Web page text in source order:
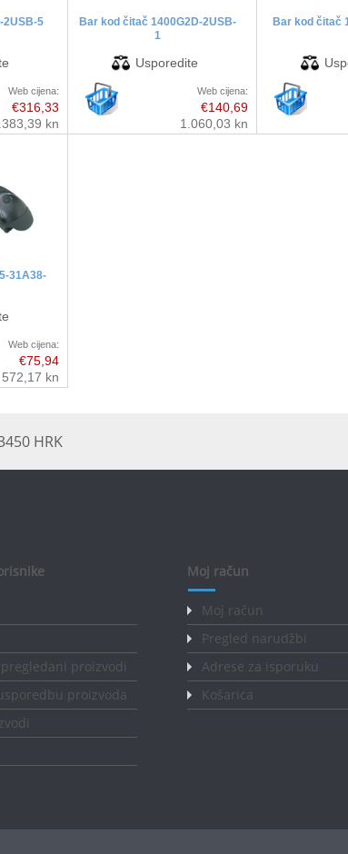
2USB-5
Web cijena:
€316,33
kn
Bar kod čitač 1400G2D-2USB-
1
Web cijena:
€140,69
1.060,03 kn
Bar kod čitač
31A38-
Web cijena:
€75,94
572,17 kn
HRK
proizvodi
proizvoda
Moj račun
Moj račun
Pregled narudžbi
Adrese za isporuku
Košarica